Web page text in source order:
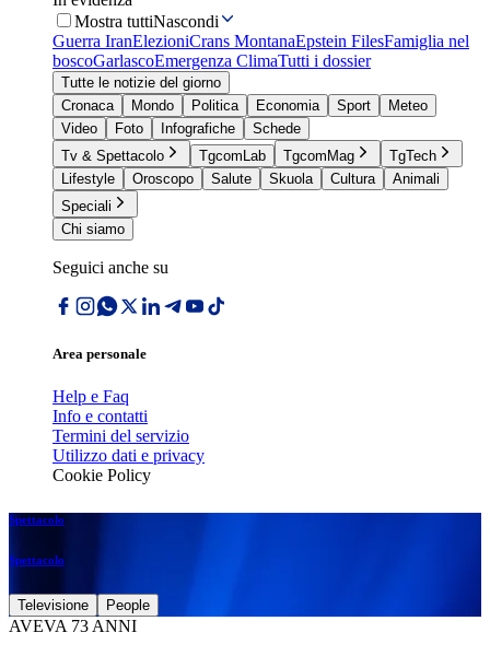
Mostra tuttiNascondi
Guerra IranElezioniCrans MontanaEpstein FilesFamiglia nel
boscoGarlascoEmergenza ClimaTutti i dossier
Tutte le notizie del giorno
Cronaca
Mondo Politica Economia Sport
Meteo
Video
Foto Infografiche
Schede
Tv & Spettacolo
TgcomLab TgcomMag
TgTech
Lifestyle
Oroscopo Salute Skuola Cultura
Animali
Speciali
Chi siamo
Seguici anche su
Area personale
Help e Faq
Info e contatti
Termini del servizio
Utilizzo dati e privacy
Cookie Policy
Spettacolo
Spettacolo
Televisione People
AVEVA 73 ANNI